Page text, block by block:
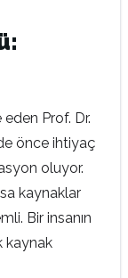
Prof. Dr.
önce ihtiyaç
oluyor.
kaynaklar
Bir insanın
kaynak